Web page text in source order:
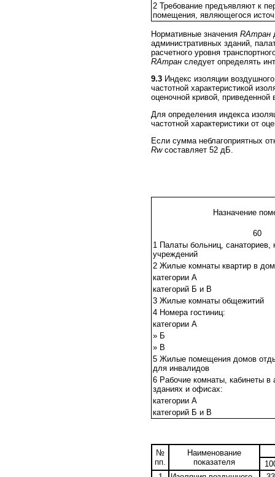
2 Требование предъявляют к
помещения, являющегося
Нормативные значения RАтран
административных зданий,
расчетного уровня
RАтран следует определять
9.3 Индекс изоляции
частотной характеристикой
оценочной кривой, приведенной
Для определения индекса
частотной характеристики от
Если сумма неблагоприятных
Rwсоставляет 52 дБ.
Назначение
60
1 Палаты больниц, санаториев,
учреждений
2 Жилые комнаты квартир в
категории А
категорий Б и В
3 Жилые комнаты общежитий
4 Номера гостиниц:
категории А
» Б
» В
5 Жилые помещения домов
для инвалидов
6 Рабочие комнаты, кабинеты в
зданиях и офисах:
категории А
категорий Б и В
№
пп.
Наименование
показателя